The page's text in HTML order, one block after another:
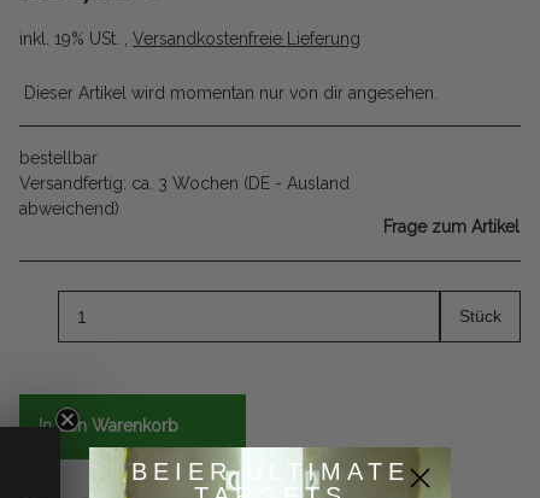
inkl. 19% USt. , Versandkostenfreie Lieferung
Dieser Artikel wird momentan nur von dir angesehen.
bestellbar
Versandfertig: ca. 3 Wochen (DE - Ausland
abweichend)
Frage zum Artikel
Stück
In den Warenkorb
BEIER ULTIMATE